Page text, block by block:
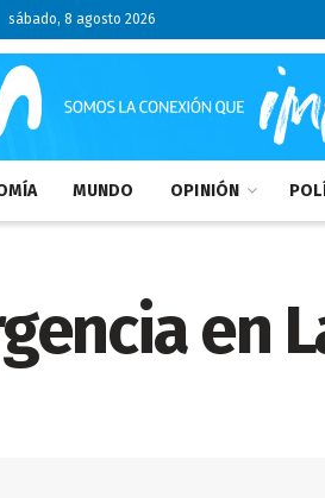
sábado, 8 agosto 2026
MUNDO OPINIÓN
en